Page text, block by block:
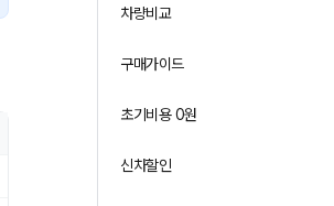
차량비교
구매가이드
초기비용 0원
신차할인